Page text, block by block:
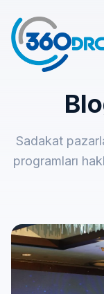
Sadakat &
Platform
Hakkımızda
English (EN)
Sadakat
programları